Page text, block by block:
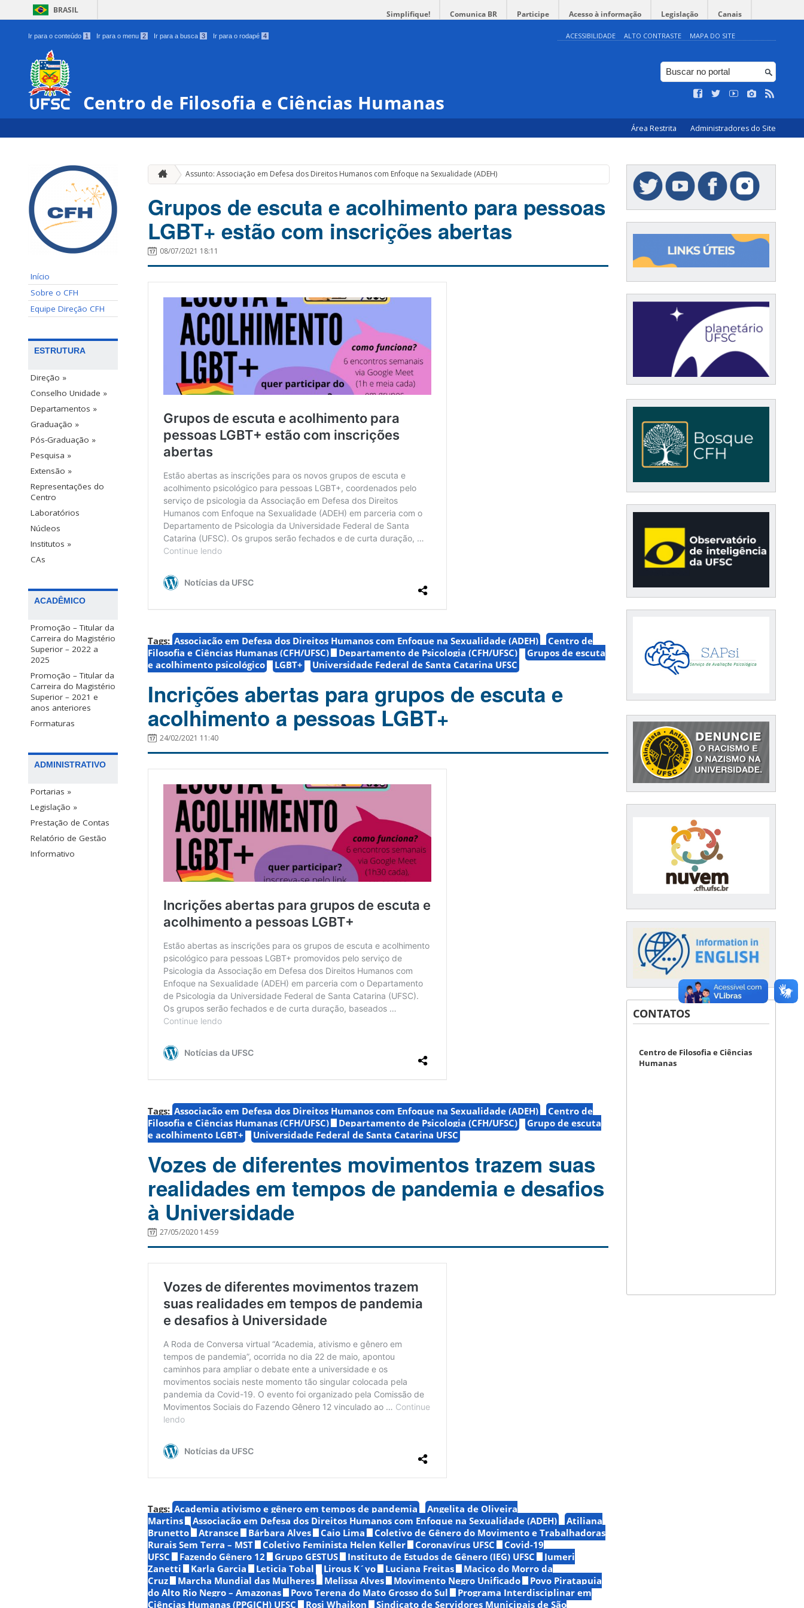
BRASIL Simplifique! Comunica BR Participe Acesso à informação Legislação Canais
Ir para o conteúdo 1 Ir para o menu 2 Ir para a busca 3 Ir para o rodapé 4 ACESSIBILIDADE ALTO CONTRASTE MAPA DO SITE
Centro de Filosofia e Ciências Humanas
Área Restrita Administradores do Site
Início
Sobre o CFH
Equipe Direção CFH
ESTRUTURA
Direção »
Conselho Unidade »
Departamentos »
Graduação »
Pós-Graduação »
Pesquisa »
Extensão »
Representações do
Centro
Laboratórios
Núcleos
Institutos »
CAs
ACADÊMICO
Promoção – Titular da
Carreira do Magistério
Superior – 2022 a
2025
Promoção – Titular da
Carreira do Magistério
Superior – 2021 e
anos anteriores
Formaturas
ADMINISTRATIVO
Portarias »
Legislação »
Prestação de Contas
Relatório de Gestão
Informativo
Assunto: Associação em Defesa dos Direitos Humanos com Enfoque na Sexualidade (ADEH)
Grupos de escuta e acolhimento para pessoas
LGBT+ estão com inscrições abertas
08/07/2021 18:11
Tags: Associação em Defesa dos Direitos Humanos com Enfoque na Sexualidade (ADEH)
Centro de
Filosofia e Ciências Humanas (CFH/UFSC)
Departamento de Psicologia (CFH/UFSC)
Grupos de escuta
e acolhimento psicológico
LGBT+ Universidade Federal de Santa Catarina UFSC
Incrições abertas para grupos de escuta e
acolhimento a pessoas LGBT+
24/02/2021 11:40
Tags: Associação em Defesa dos Direitos Humanos com Enfoque na Sexualidade (ADEH)
Centro de
Filosofia e Ciências Humanas (CFH/UFSC)
Departamento de Psicologia (CFH/UFSC)
Grupo de escuta
e acolhimento LGBT+
Universidade Federal de Santa Catarina UFSC
Vozes de diferentes movimentos trazem suas
realidades em tempos de pandemia e desafios
à Universidade
27/05/2020 14:59
Tags: Academia ativismo e gênero em tempos de pandemia
Angelita de Oliveira
Martins
Associação em Defesa dos Direitos Humanos com Enfoque na Sexualidade (ADEH)
Atiliana
Brunetto
Atransce Bárbara Alves Caio Lima
Coletivo de Gênero do Movimento e Trabalhadoras
Rurais Sem Terra – MST
Coletivo Feminista Helen Keller Coronavírus UFSC
Covid-19
UFSC
Fazendo Gênero 12 Grupo GESTUS Instituto de Estudos de Gênero (IEG) UFSC
Jumeri
Zanetti
Karla Garcia Leticia Tobal Lirous K´yo Luciana Freitas
Maciço do Morro da
Cruz
Marcha Mundial das Mulheres Melissa Alves Movimento Negro Unificado
Povo Piratapuia
do Alto Rio Negro – Amazonas
Povo Terena do Mato Grosso do Sul
Programa Interdisciplinar em
Ciências Humanas (PPGICH) UFSC
Rosi Whaikon
Sindicato de Servidores Municipais de São
CONTATOS
Centro de Filosofia e Ciências
Humanas